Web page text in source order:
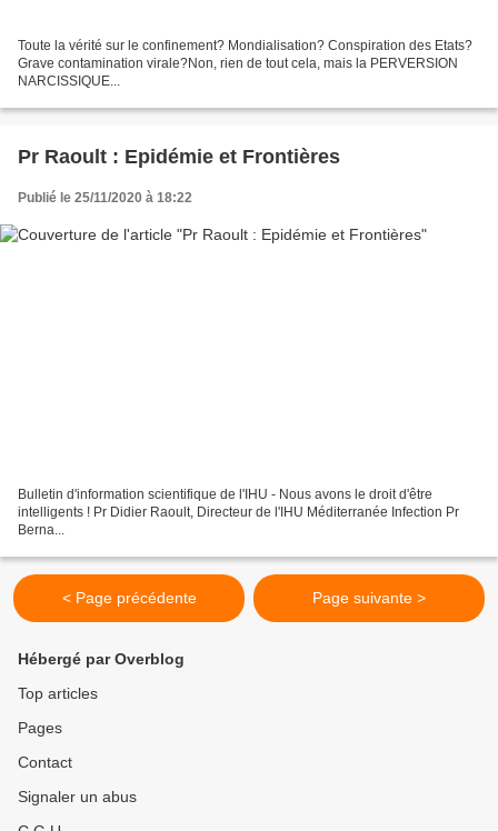
Toute la vérité sur le confinement? Mondialisation? Conspiration des Etats?
Grave contamination virale?Non, rien de tout cela, mais la PERVERSION
NARCISSIQUE...
Pr Raoult : Epidémie et Frontières
Publié le 25/11/2020 à 18:22
Bulletin d'information scientifique de l'IHU - Nous avons le droit d'être
intelligents ! Pr Didier Raoult, Directeur de l'IHU Méditerranée Infection Pr
Berna...
< Page précédente Page suivante >
Hébergé par Overblog
Top articles
Pages
Contact
Signaler un abus